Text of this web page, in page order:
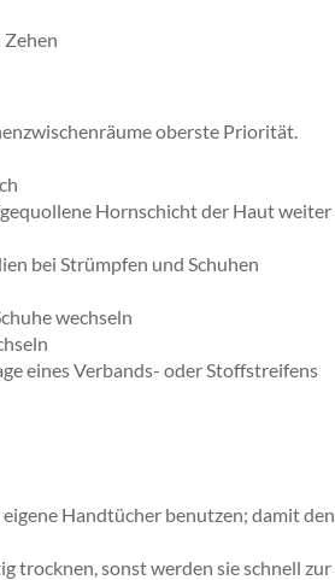
Zehen
oberste Priorität.
Hornschicht der Haut weiter
bei Strümpfen und Schuhen
wechseln
eines Verbands- oder Stoffstreifens
Handtücher benutzen; damit den
trocknen, sonst werden sie schnell zur